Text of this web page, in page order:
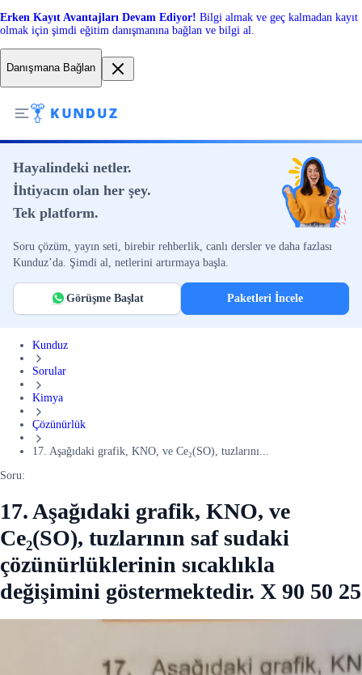
Erken Kayıt Avantajları Devam Ediyor! Bilgi almak ve geç kalmadan kayıt
olmak için şimdi eğitim danışmanına bağlan ve bilgi al.
Danışmana Bağlan
Hayalindeki netler.
İhtiyacın olan her şey.
Tek platform.
Soru çözüm, yayın seti, birebir rehberlik, canlı dersler ve daha fazlası
Kunduz’da. Şimdi al, netlerini artırmaya başla.
Görüşme Başlat Paketleri İncele
Kunduz
Sorular
Kimya
Çözünürlük
17. Aşağıdaki grafik, KNO, ve Ce₂(SO), tuzlarını...
Soru:
17. Aşağıdaki grafik, KNO, ve
Ce₂(SO), tuzlarının saf sudaki
çözünürlüklerinin sıcaklıkla
değişimini göstermektedir. X 90 50 25